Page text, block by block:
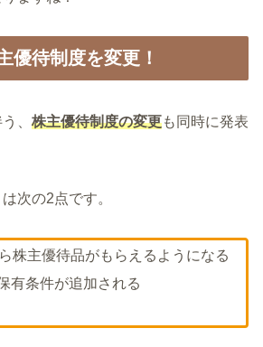
優待制度を変更！
、 株主優待制度の変更も同時に発表
次の2点です。
株主優待品がもらえるようになる
有条件が追加される